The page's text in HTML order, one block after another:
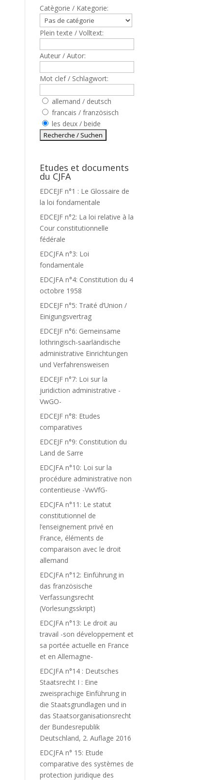
Catègorie / Kategorie:
Plein texte / Volltext:
Auteur / Autor:
Mot clef / Schlagwort:
allemand / deutsch
francais / französisch
les deux / beide
Etudes et documents
du CJFA
EDCEJF n°1 : Le Glossaire de
la loi fondamentale
EDCEJF n°2: La loi relative à la
Cour constitutionnelle
fédérale
EDCJFA n°3: Loi
fondamentale
EDCJFA n°4: Constitution du 4
octobre 1958
EDCEJF n°5: Traité d’Union /
Einigungsvertrag
EDCEJF n°6: Gemeinsame
lothringisch-saarländische
administrative Einrichtungen
und Verfahrensweisen
EDCEJF n°7: Loi sur la
juridiction administrative -
VwGO-
EDCEJF n°8: Etudes
comparatives
EDCEJF n°9: Constitution du
Land de Sarre
EDCJFA n°10: Loi sur la
procédure administrative non
contentieuse -VwVfG-
EDCJFA n°11: Le statut
constitutionnel de
l’enseignement privé en
France, éléments de
comparaison avec le droit
allemand
EDCJFA n°12: Einführung in
das französische
Verfassungsrecht
(Vorlesungsskript)
EDCJFA n°13: Le droit au
travail -son développement et
sa portée actuelle en France
et en Allemagne-
EDCJFA n°14 : Deutsches
Staatsrecht I : Eine
zweisprachige Einführung in
die Staatsgrundlagen und in
das Staatsorganisationsrecht
der Bundesrepublik
Deutschland, 2. Auflage 2016
EDCJFA n° 15: Etude
comparative des systèmes de
protection juridique des